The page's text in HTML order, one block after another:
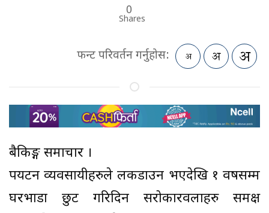
0
Shares
फन्ट परिवर्तन गर्नुहोस:
बैकिङ्ग समाचार ।
पर्यटन व्यवसायीहरुले लकडाउन भएदेखि १ वर्षसम्म
घरभाडा छुट गरिदिन सरोकारवलाहरु समक्ष